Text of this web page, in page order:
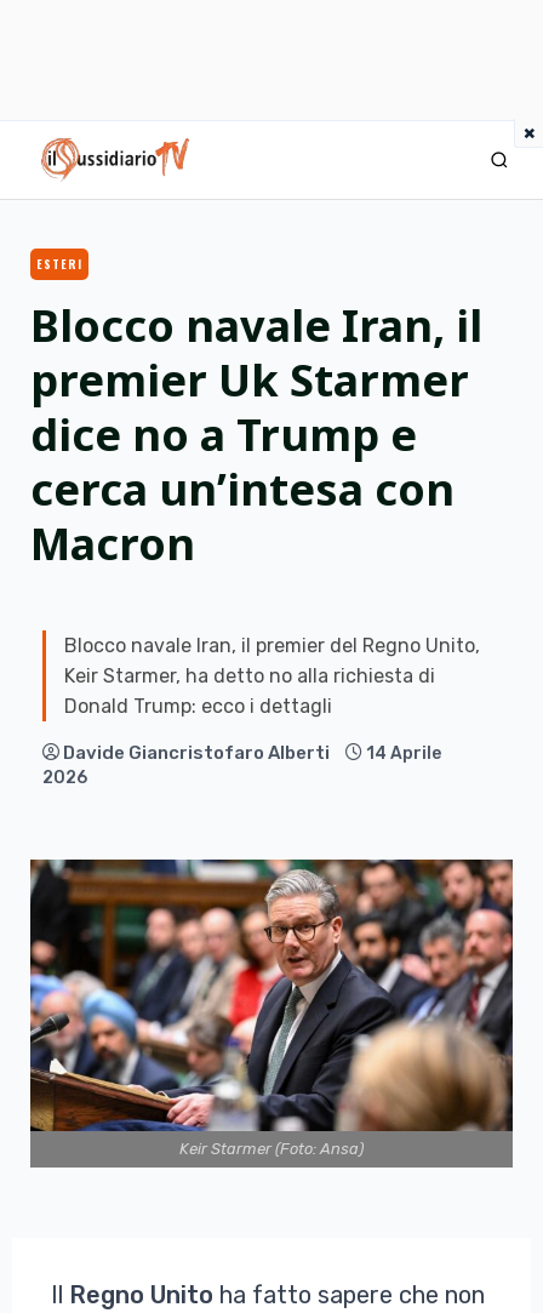
×
IlSussidiario TV
ESTERI
Blocco navale Iran, il
premier Uk Starmer
dice no a Trump e
cerca un’intesa con
Macron
Blocco navale Iran, il premier del Regno Unito,
Keir Starmer, ha detto no alla richiesta di
Donald Trump: ecco i dettagli
Davide Giancristofaro Alberti
14 Aprile
2026
Keir Starmer (Foto: Ansa)
Il Regno Unito ha fatto sapere che non